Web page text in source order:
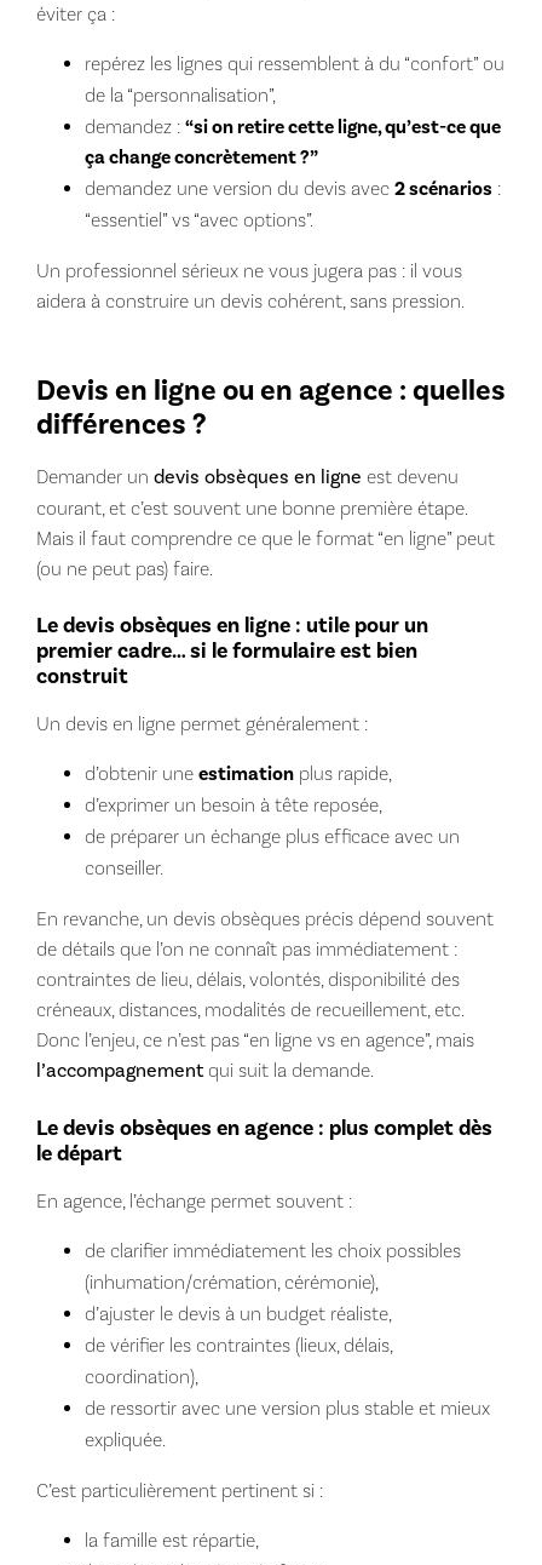
éviter ça :
repérez les lignes qui ressemblent à du “confort” ou
de la “personnalisation”,
demandez : “si on retire cette ligne, qu’est-ce que
ça change concrètement ?”
demandez une version du devis avec 2 scénarios :
“essentiel” vs “avec options”.
Un professionnel sérieux ne vous jugera pas : il vous
aidera à construire un devis cohérent, sans pression.
Devis en ligne ou en agence : quelles
différences ?
Demander un devis obsèques en ligne est devenu
courant, et c’est souvent une bonne première étape.
Mais il faut comprendre ce que le format “en ligne” peut
(ou ne peut pas) faire.
Le devis obsèques en ligne : utile pour un
premier cadre… si le formulaire est bien
construit
Un devis en ligne permet généralement :
d’obtenir une estimationplus rapide,
d’exprimer un besoin à tête reposée,
de préparer un échange plus efficace avec un
conseiller.
En revanche, un devis obsèques précis dépend souvent
de détails que l’on ne connaît pas immédiatement :
contraintes de lieu, délais, volontés, disponibilité des
créneaux, distances, modalités de recueillement, etc.
Donc l’enjeu, ce n’est pas “en ligne vs en agence”, mais
l’accompagnementqui suit la demande.
Le devis obsèques en agence : plus complet dès
le départ
En agence, l’échange permet souvent :
de clarifier immédiatement les choix possibles
(inhumation/crémation, cérémonie),
d’ajuster le devis à un budget réaliste,
de vérifier les contraintes (lieux, délais,
coordination),
de ressortir avec une version plus stable et mieux
expliquée.
C’est particulièrement pertinent si :
la famille est répartie,